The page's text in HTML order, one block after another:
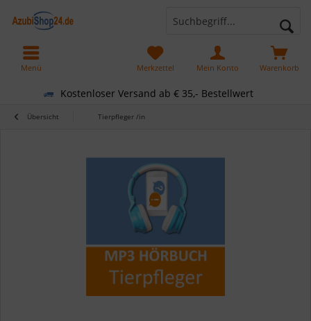
Kostenloser Versand ab € 35,- Bestellwert
Warenkorb
Merkzettel Mein Konto
Menü
Übersicht Tierpfleger /in